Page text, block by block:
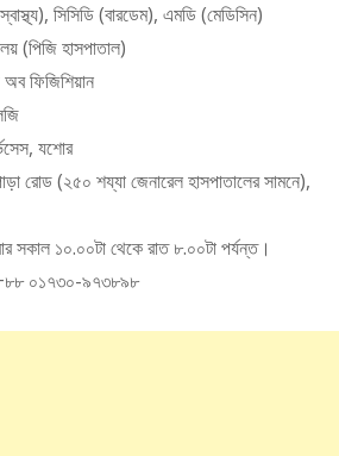
সিসিডি (বারডেম), এমডি (মেডিসিন)
(পিজি হাসপাতাল)
ফিজিশিয়ান
যশোর
রোড (২৫০ শয্যা জেনারেল হাসপাতালের সামনে),
সকাল ১০.০০টা থেকে রাত ৮.০০টা পর্যন্ত।
০১৭৩০-৯৭৩৮৯৮